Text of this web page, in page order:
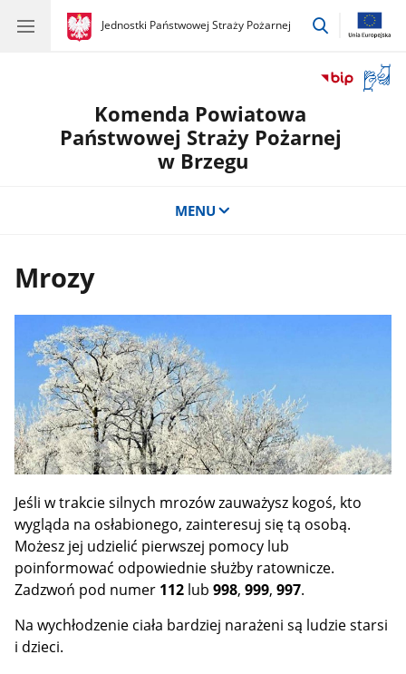
gov.pl
Jednostki Państwowej Straży Pożarnej
gov.pl
Jednostki
przejdź
okno
Komenda Powiatowa
Państwowej Straży Pożarnej
w Brzegu
MENU
Mrozy
Jeśli w trakcie silnych mrozów zauważysz kogoś, kto
wygląda na osłabionego, zainteresuj się tą osobą.
Możesz jej udzielić pierwszej pomocy lub
poinformować odpowiednie służby ratownicze.
Zadzwoń pod numer 112 lub998,999,997.
Na wychłodzenie ciała bardziej narażeni są ludzie starsi
i dzieci.